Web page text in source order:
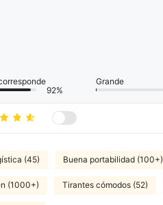
92%
Grande
(45) Buena portabilidad (100+)
(1000+) Tirantes cómodos (52)